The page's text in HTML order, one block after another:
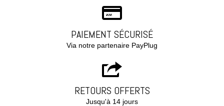
PAIEMENT SÉCURISÉ
Via notre partenaire PayPlug
RETOURS OFFERTS
Jusqu'à 14 jours